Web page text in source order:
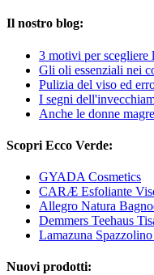
Il nostro blog:
3 motivi per scegliere
Gli oli essenziali nei
Pulizia del viso ed
I segni
Anche le donne
Scopri Ecco Verde:
GYADA Cosmetics
CARÆ Esfoliante
Allegro Natura
Demmers Teehaus
Lamazuna
Nuovi prodotti: